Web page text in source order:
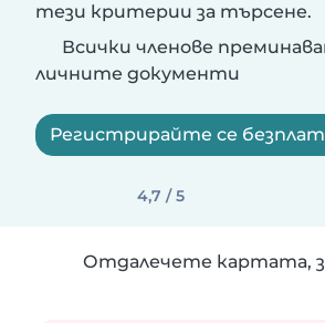
тези критерии за търсене.
Всички членове
личните документи
Регистрирайте се
4,7 / 5
Отдалечете картата,